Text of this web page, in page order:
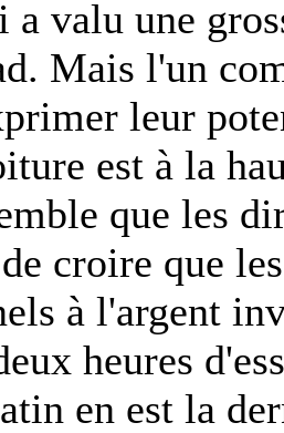
a valu une
Mais l'un
leur
est à la
que les
croire que
à l'argent
heures
en est la